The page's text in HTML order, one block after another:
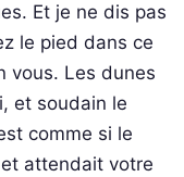
Et je ne dis pas
le pied dans ce
vous. Les dunes
et soudain le
comme si le
attendait votre